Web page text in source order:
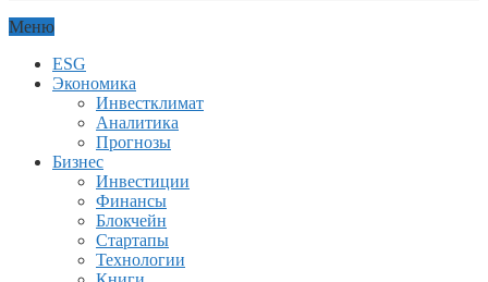
Меню
ESG
Экономика
Инвестклимат
Аналитика
Прогнозы
Бизнес
Инвестиции
Финансы
Блокчейн
Стартапы
Технологии